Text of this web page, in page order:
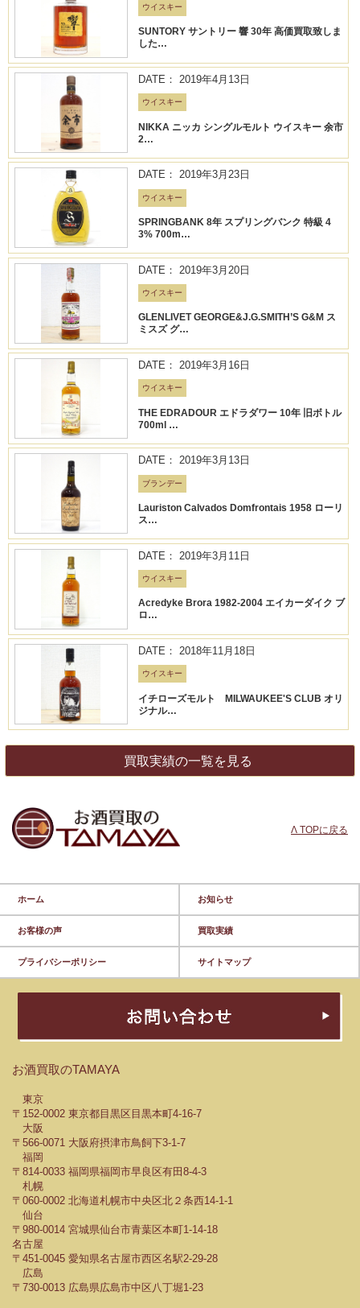
ウイスキー
SUNTORY サントリー 響 30年 高価買取致しま
した…
DATE： 2019年4月13日
ウイスキー
NIKKA ニッカ シングルモルト ウイスキー 余市
2…
DATE： 2019年3月23日
ウイスキー
SPRINGBANK 8年 スプリングバンク 特級 4
3% 700m…
DATE： 2019年3月20日
ウイスキー
GLENLIVET GEORGE&J.G.SMITH’S G&M ス
ミスズ グ…
DATE： 2019年3月16日
ウイスキー
THE EDRADOUR エドラダワー 10年 旧ボトル
700ml …
DATE： 2019年3月13日
ブランデー
Lauriston Calvados Domfrontais 1958 ローリ
ス…
DATE： 2019年3月11日
ウイスキー
Acredyke Brora 1982-2004 エイカーダイク ブ
ロ…
DATE： 2018年11月18日
ウイスキー
イチローズモルト MILWAUKEE'S CLUB オリ
ジナル…
買取実績の一覧を見る
Λ TOPに戻る
ホーム お知らせ
お客様の声 買取実績
プライバシーポリシー サイトマップ
お酒買取のTAMAYA
東京
〒152-0002 東京都目黒区目黒本町4-16-7
大阪
〒566-0071 大阪府摂津市鳥飼下3-1-7
福岡
〒814-0033 福岡県福岡市早良区有田8-4-3
札幌
〒060-0002 北海道札幌市中央区北２条西14-1-1
仙台
〒980-0014 宮城県仙台市青葉区本町1-14-18
名古屋
〒451-0045 愛知県名古屋市西区名駅2-29-28
広島
〒730-0013 広島県広島市中区八丁堀1-23